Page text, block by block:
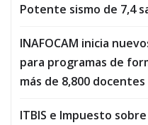
Potente sismo de 7,4
INAFOCAM inicia
para programas de
más de 8,800 docentes
ITBIS e Impuesto